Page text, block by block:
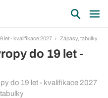
let - kvalifikace 2027 Zápasy, tabulky
do 19 let -
do 19 let - kvalifikace 2027